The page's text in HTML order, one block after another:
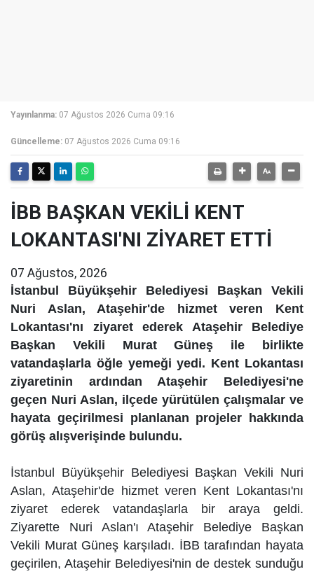
Yayınlanma: 07 Ağustos 2026 Cuma 09:16
Güncelleme: 07 Ağustos 2026 Cuma 09:16
İBB BAŞKAN VEKİLİ KENT
LOKANTASI'NI ZİYARET ETTİ
07 Ağustos, 2026
İstanbul Büyükşehir Belediyesi Başkan Vekili
Nuri Aslan, Ataşehir'de hizmet veren Kent
Lokantası'nı ziyaret ederek Ataşehir Belediye
Başkan Vekili Murat Güneş ile birlikte
vatandaşlarla öğle yemeği yedi. Kent Lokantası
ziyaretinin ardından Ataşehir Belediyesi'ne
geçen Nuri Aslan, ilçede yürütülen çalışmalar ve
hayata geçirilmesi planlanan projeler hakkında
görüş alışverişinde bulundu.
İstanbul Büyükşehir Belediyesi Başkan Vekili Nuri
Aslan, Ataşehir'de hizmet veren Kent Lokantası'nı
ziyaret ederek vatandaşlarla bir araya geldi.
Ziyarette Nuri Aslan'ı Ataşehir Belediye Başkan
Vekili Murat Güneş karşıladı. İBB tarafından hayata
geçirilen, Ataşehir Belediyesi'nin de destek sunduğu